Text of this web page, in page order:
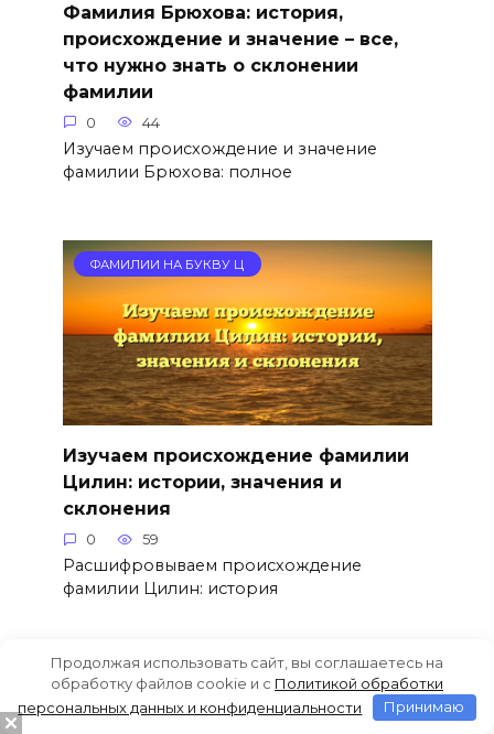
Фамилия Брюхова: история,
происхождение и значение – все,
что нужно знать о склонении
фамилии
0 44
Изучаем происхождение и значение
фамилии Брюхова: полное
ФАМИЛИИ НА БУКВУ Ц
Изучаем происхождение фамилии
Цилин: истории, значения и
склонения
0 59
Расшифровываем происхождение
фамилии Цилин: история
ФАМИЛИИ НА БУКВУ Ц
Продолжая использовать сайт, вы соглашаетесь на
обработку файлов cookie и c Политикой обработки
персональных данных и конфиденциальности
Принимаю